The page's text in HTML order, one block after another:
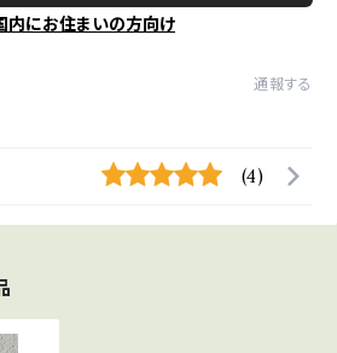
内にお住まいの方向け
通報する
(4)